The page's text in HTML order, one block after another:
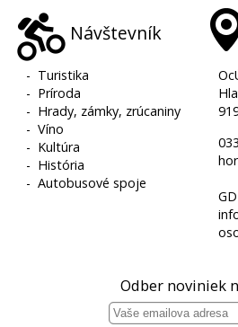
Návštevník
- Turistika
- Príroda
- Hrady, zámky, zrúcaniny
-Víno
- Kultúra
- História
-Autobusové spoje
Odber noviniek